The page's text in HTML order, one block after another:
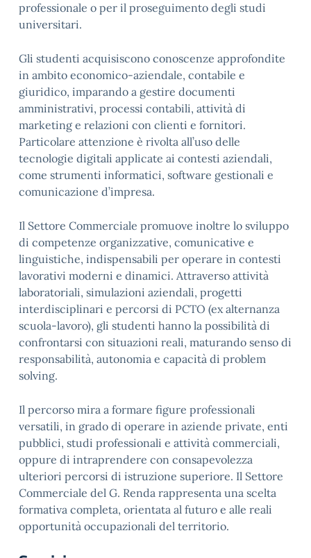
professionale o per il proseguimento degli studi
universitari.
Gli studenti acquisiscono conoscenze approfondite
in ambito economico-aziendale, contabile e
giuridico, imparando a gestire documenti
amministrativi, processi contabili, attività di
marketing e relazioni con clienti e fornitori.
Particolare attenzione è rivolta all’uso delle
tecnologie digitali applicate ai contesti aziendali,
come strumenti informatici, software gestionali e
comunicazione d’impresa.
Il Settore Commerciale promuove inoltre lo sviluppo
di competenze organizzative, comunicative e
linguistiche, indispensabili per operare in contesti
lavorativi moderni e dinamici. Attraverso attività
laboratoriali, simulazioni aziendali, progetti
interdisciplinari e percorsi di PCTO (ex alternanza
scuola-lavoro), gli studenti hanno la possibilità di
confrontarsi con situazioni reali, maturando senso di
responsabilità, autonomia e capacità di problem
solving.
Il percorso mira a formare figure professionali
versatili, in grado di operare in aziende private, enti
pubblici, studi professionali e attività commerciali,
oppure di intraprendere con consapevolezza
ulteriori percorsi di istruzione superiore. Il Settore
Commerciale del G. Renda rappresenta una scelta
formativa completa, orientata al futuro e alle reali
opportunità occupazionali del territorio.